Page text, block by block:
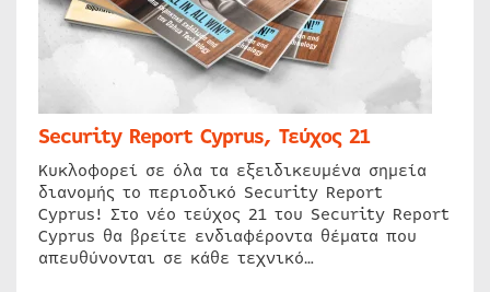
Security Report Cyprus, Τεύχος 21
Κυκλοφορεί σε όλα τα εξειδικευμένα σημεία
διανομής το περιοδικό Security Report
Cyprus! Στο νέο τεύχος 21 του Security Report
Cyprus θα βρείτε ενδιαφέροντα θέματα που
απευθύνονται σε κάθε τεχνικό…